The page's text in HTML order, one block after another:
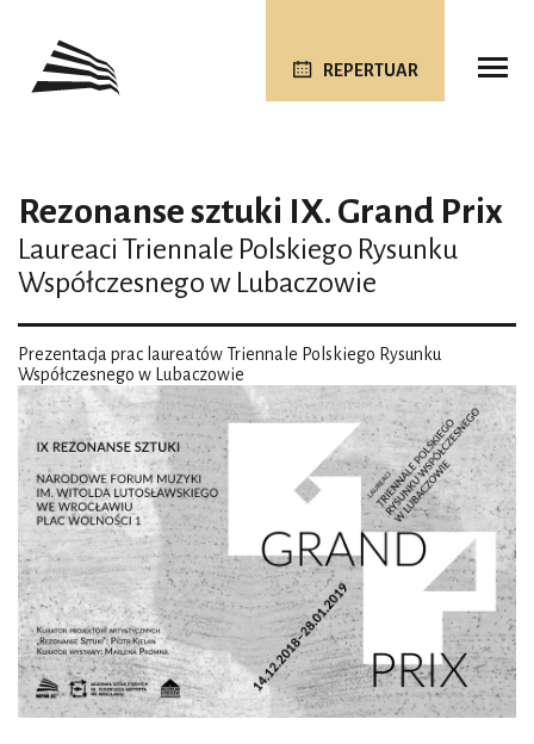
REPERTUAR
Rezonanse sztuki IX. Grand Prix
Laureaci Triennale Polskiego Rysunku
Współczesnego w Lubaczowie
Prezentacja prac laureatów Triennale Polskiego Rysunku
Współczesnego w Lubaczowie